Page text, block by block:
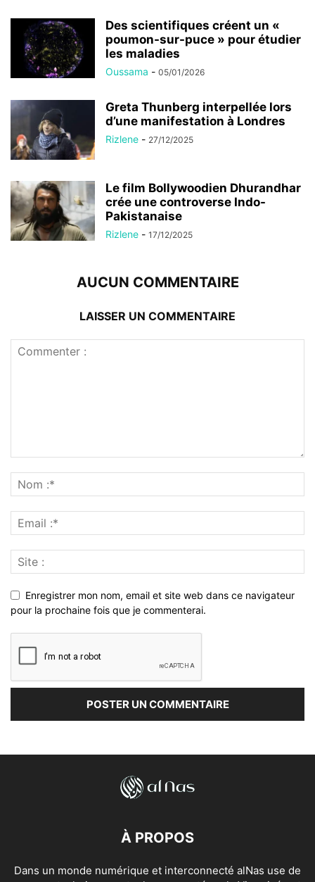
Des scientifiques créent un «
poumon-sur-puce » pour étudier
les maladies
Oussama - 05/01/2026
Greta Thunberg interpellée lors
d’une manifestation à Londres
Rizlene - 27/12/2025
Le film Bollywoodien Dhurandhar
crée une controverse Indo-
Pakistanaise
Rizlene - 17/12/2025
AUCUN COMMENTAIRE
LAISSER UN COMMENTAIRE
Enregistrer mon nom, email et site web dans ce navigateur
pour la prochaine fois que je commenterai.
À PROPOS
Dans un monde numérique et interconnecté alNas use de